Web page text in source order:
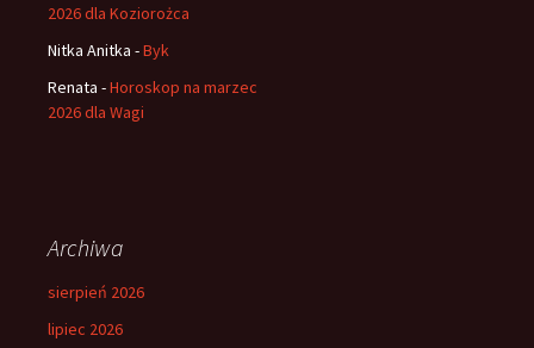
2026 dla Koziorożca
Nitka Anitka -Byk
Renata -Horoskop na marzec
2026 dla Wagi
Archiwa
sierpień 2026
lipiec 2026